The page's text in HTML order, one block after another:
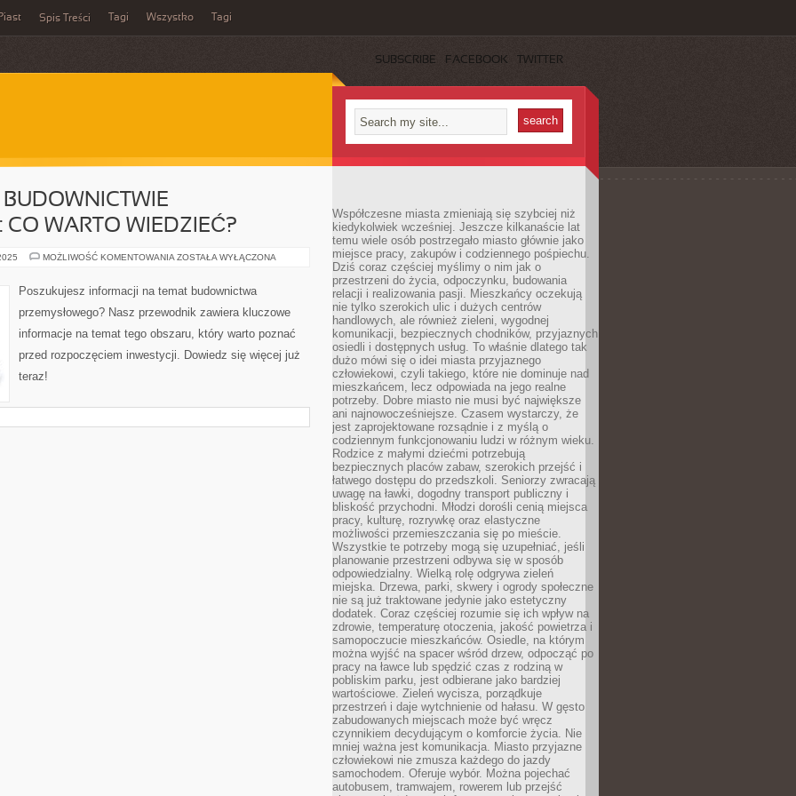
Piast Spis Treści Tagi Wszystko Tagi
SUBSCRIBE FACEBOOK TWITTER
CO WARTO WIEDZIEĆ?
MOŻLIWOŚĆ KOMENTOWANIA PRZEWODNIK
PRZEMYSŁOWYM:
CO
WIEDZIEĆ?
ZOSTAŁA WYŁĄCZONA
Poszukujesz informacji na temat budownictwa
przemysłowego? Nasz przewodnik zawiera kluczowe
informacje na temat tego obszaru, który warto poznać
przed rozpoczęciem inwestycji. Dowiedz się więcej już
teraz!
Współczesne miasta zmieniają się szybciej niż
kiedykolwiek wcześniej. Jeszcze kilkanaście lat
temu wiele osób postrzegało miasto głównie jako
miejsce pracy, zakupów i codziennego pośpiechu.
Dziś coraz częściej myślimy o nim jak o
przestrzeni do życia, odpoczynku, budowania
relacji i realizowania pasji. Mieszkańcy oczekują
nie tylko szerokich ulic i dużych centrów
handlowych, ale również zieleni, wygodnej
komunikacji, bezpiecznych chodników, przyjaznych
osiedli i dostępnych usług. To właśnie dlatego tak
dużo mówi się o idei miasta przyjaznego
człowiekowi, czyli takiego, które nie dominuje nad
mieszkańcem, lecz odpowiada na jego realne
potrzeby. Dobre miasto nie musi być największe
ani najnowocześniejsze. Czasem wystarczy, że
jest zaprojektowane rozsądnie i z myślą o
codziennym funkcjonowaniu ludzi w różnym wieku.
Rodzice z małymi dziećmi potrzebują
bezpiecznych placów zabaw, szerokich przejść i
łatwego dostępu do przedszkoli. Seniorzy zwracają
uwagę na ławki, dogodny transport publiczny i
bliskość przychodni. Młodzi dorośli cenią miejsca
pracy, kulturę, rozrywkę oraz elastyczne
możliwości przemieszczania się po mieście.
Wszystkie te potrzeby mogą się uzupełniać, jeśli
planowanie przestrzeni odbywa się w sposób
odpowiedzialny. Wielką rolę odgrywa zieleń
miejska. Drzewa, parki, skwery i ogrody społeczne
nie są już traktowane jedynie jako estetyczny
dodatek. Coraz częściej rozumie się ich wpływ na
zdrowie, temperaturę otoczenia, jakość powietrza i
samopoczucie mieszkańców. Osiedle, na którym
można wyjść na spacer wśród drzew, odpocząć po
pracy na ławce lub spędzić czas z rodziną w
pobliskim parku, jest odbierane jako bardziej
wartościowe. Zieleń wycisza, porządkuje
przestrzeń i daje wytchnienie od hałasu. W gęsto
zabudowanych miejscach może być wręcz
czynnikiem decydującym o komforcie życia. Nie
mniej ważna jest komunikacja. Miasto przyjazne
człowiekowi nie zmusza każdego do jazdy
samochodem. Oferuje wybór. Można pojechać
autobusem, tramwajem, rowerem lub przejść